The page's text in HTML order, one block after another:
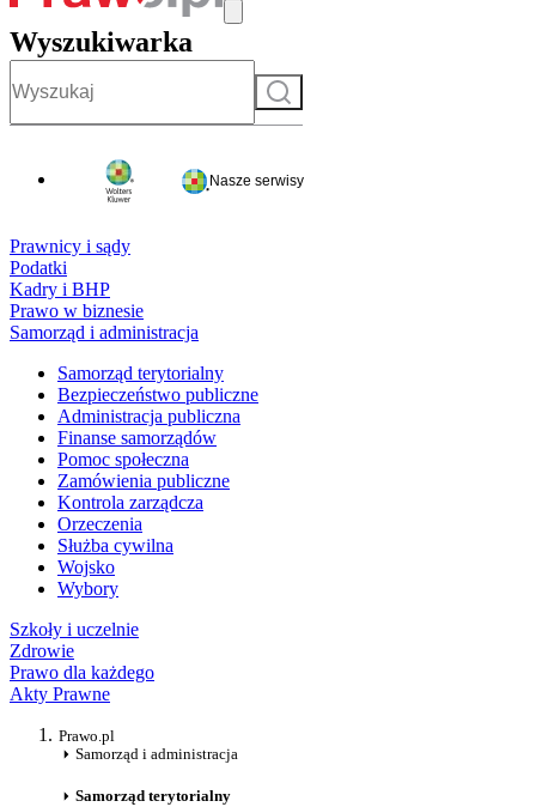
Wyszukiwarka
Szukaj
Nasze serwisy
Prawnicy i sądy
Podatki
Kadry i BHP
Prawo w biznesie
Samorząd i administracja
Samorząd terytorialny
Bezpieczeństwo publiczne
Administracja publiczna
Finanse samorządów
Pomoc społeczna
Zamówienia publiczne
Kontrola zarządcza
Orzeczenia
Służba cywilna
Wojsko
Wybory
Szkoły i uczelnie
Zdrowie
Prawo dla każdego
Akty Prawne
Prawo.pl
Samorząd i administracja
Samorząd terytorialny